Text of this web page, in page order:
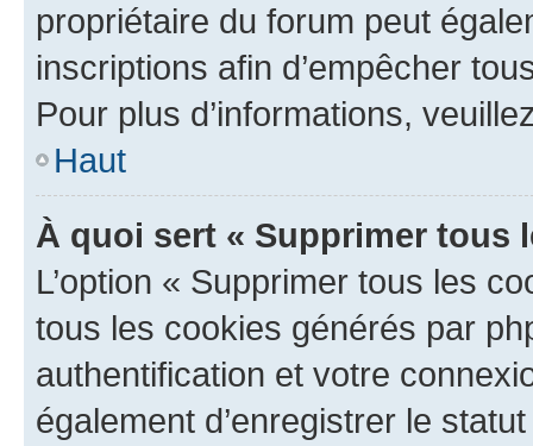
propriétaire du forum peut
inscriptions afin d’empêcher
Pour plus d’informations,
Haut
À quoi sert « Supprimer tous
L’option « Supprimer tous les
tous les cookies générés par
authentification et votre
également d’enregistrer le